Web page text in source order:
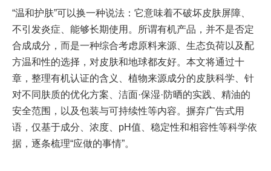
“温和护肤”可以换一种说法：它意味着不破坏皮肤屏障、
不引发炎症、能够长期使用。所谓有机产品，并不是否定
合成成分，而是一种综合考虑原料来源、生态负荷以及配
方温和性的选择，对皮肤和地球都友好。本文将通过十
章，整理有机认证的含义、植物来源成分的皮肤科学、针
对不同肤质的优化方案、洁面·保湿·防晒的实践、精油的
安全范围，以及包装与可持续性等内容。摒弃广告式用
语，仅基于成分、浓度、pH值、稳定性和相容性等科学依
据，逐条梳理“应做的事情”。